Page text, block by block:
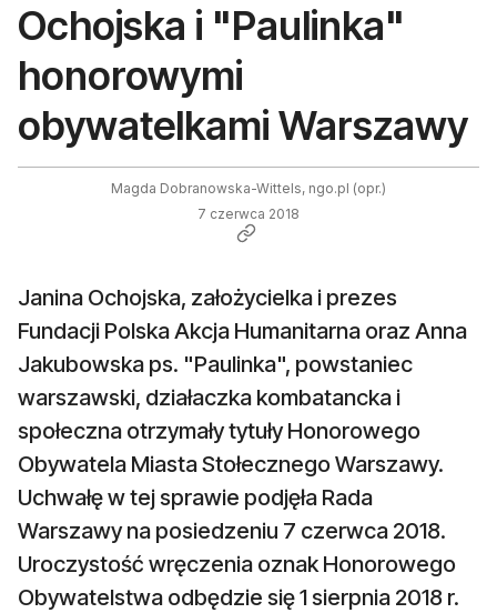
Ochojska i "Paulinka"
honorowymi
obywatelkami Warszawy
Magda Dobranowska-Wittels, ngo.pl (opr.)
7 czerwca 2018
Janina Ochojska, założycielka i prezes
Fundacji Polska Akcja Humanitarna oraz Anna
Jakubowska ps. "Paulinka", powstaniec
warszawski, działaczka kombatancka i
społeczna otrzymały tytuły Honorowego
Obywatela Miasta Stołecznego Warszawy.
Uchwałę w tej sprawie podjęła Rada
Warszawy na posiedzeniu 7 czerwca 2018.
Uroczystość wręczenia oznak Honorowego
Obywatelstwa odbędzie się 1 sierpnia 2018 r.